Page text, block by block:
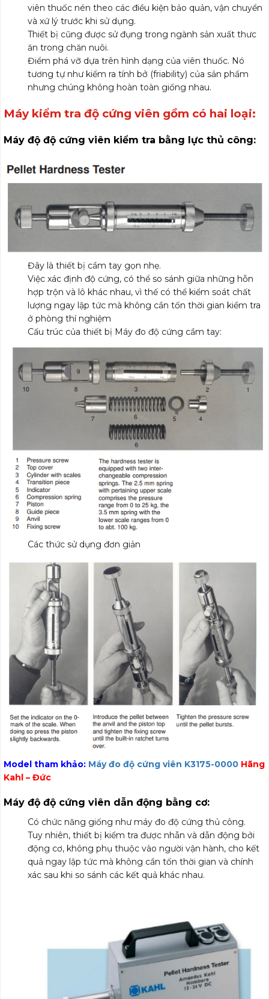
viên thuốc nén theo các điều kiện bảo quản, vận chuyển
và xứ lý trước khi sử dụng.
Thiết bị cũng được sử đụng trong ngành sản xuất thưc
ăn trong chăn nuôi.
Điểm phá vỡ dựa trên hình dạng của viên thuốc. Nó
tương tự như kiểm ra tính bở (friability) của sản phẩm
nhưng chúng không hoàn toàn giống nhau.
Máy kiểm tra độ cứng viên gồm có hai loại:
Máy độ độ cứng viên kiểm tra bằng lực thủ công:
Đây là thiết bị cầm tay gọn nhẹ.
Việc xác định độ cứng, có thể so sánh giữa những hỗn
hợp trộn và lô khác nhau, vì thế có thể kiểm soát chất
lượng ngay lập tức mà không cần tốn thời gian kiểm tra
ở phòng thí nghiệm
Cấu trúc của thiết bị Máy đo độ cứng cầm tay:
Các thức sử dụng đơn giản
Model tham khảo: Máy đo độ cứng viên K3175-0000 Hãng
Kahl – Đức
Máy độ độ cứng viên dẫn động bằng cơ:
Có chức năng giống như máy đo độ cứng thủ công.
Tuy nhiên, thiết bị kiểm tra được nhẫn và dẫn động bởi
động cơ, không phụ thuộc vào người vận hành, cho kết
quả ngay lập tức mà không cần tốn thời gian và chính
xác sau khi so sánh các kết quả khác nhau.